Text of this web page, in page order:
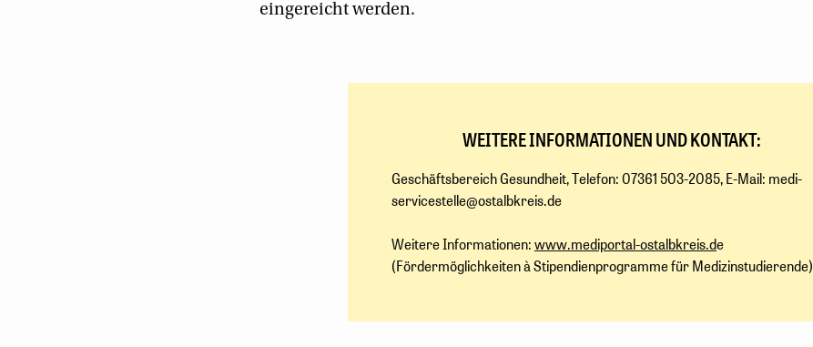
eingereicht werden.
WEITERE INFORMATIONEN UND KONTAKT:
Geschäftsbereich Gesundheit, Telefon: 07361 503-2085, E-Mail: medi-
servicestelle@ostalbkreis.de
Weitere Informationen: www.mediportal-ostalbkreis.de
(Fördermöglichkeiten à Stipendienprogramme für Medizinstudierende)